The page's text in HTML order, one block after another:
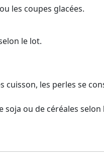
les coupes glacées.
le lot.
les perles se
soja ou de céréales